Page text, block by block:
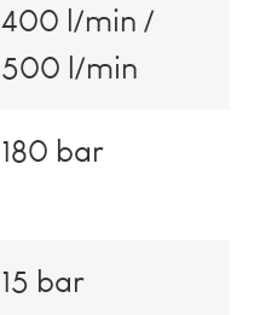
400 l/min /
500 l/min
180 bar
15 bar